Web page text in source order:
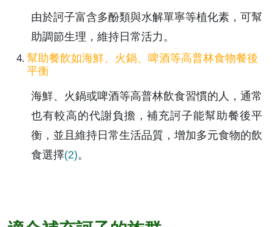
由於訶子富含多酚類與水解單寧等植化素，可幫
助調節生理，維持日常活力。
幫助餐飲如海鮮、火鍋、啤酒等高普林食物餐後
平衡
海鮮、火鍋或啤酒等高普林飲食習慣的人，通常
也有較高的代謝負擔，補充訶子能幫助餐後平
衡，並且維持日常生活品質，增加多元食物的飲
食選擇(2)。